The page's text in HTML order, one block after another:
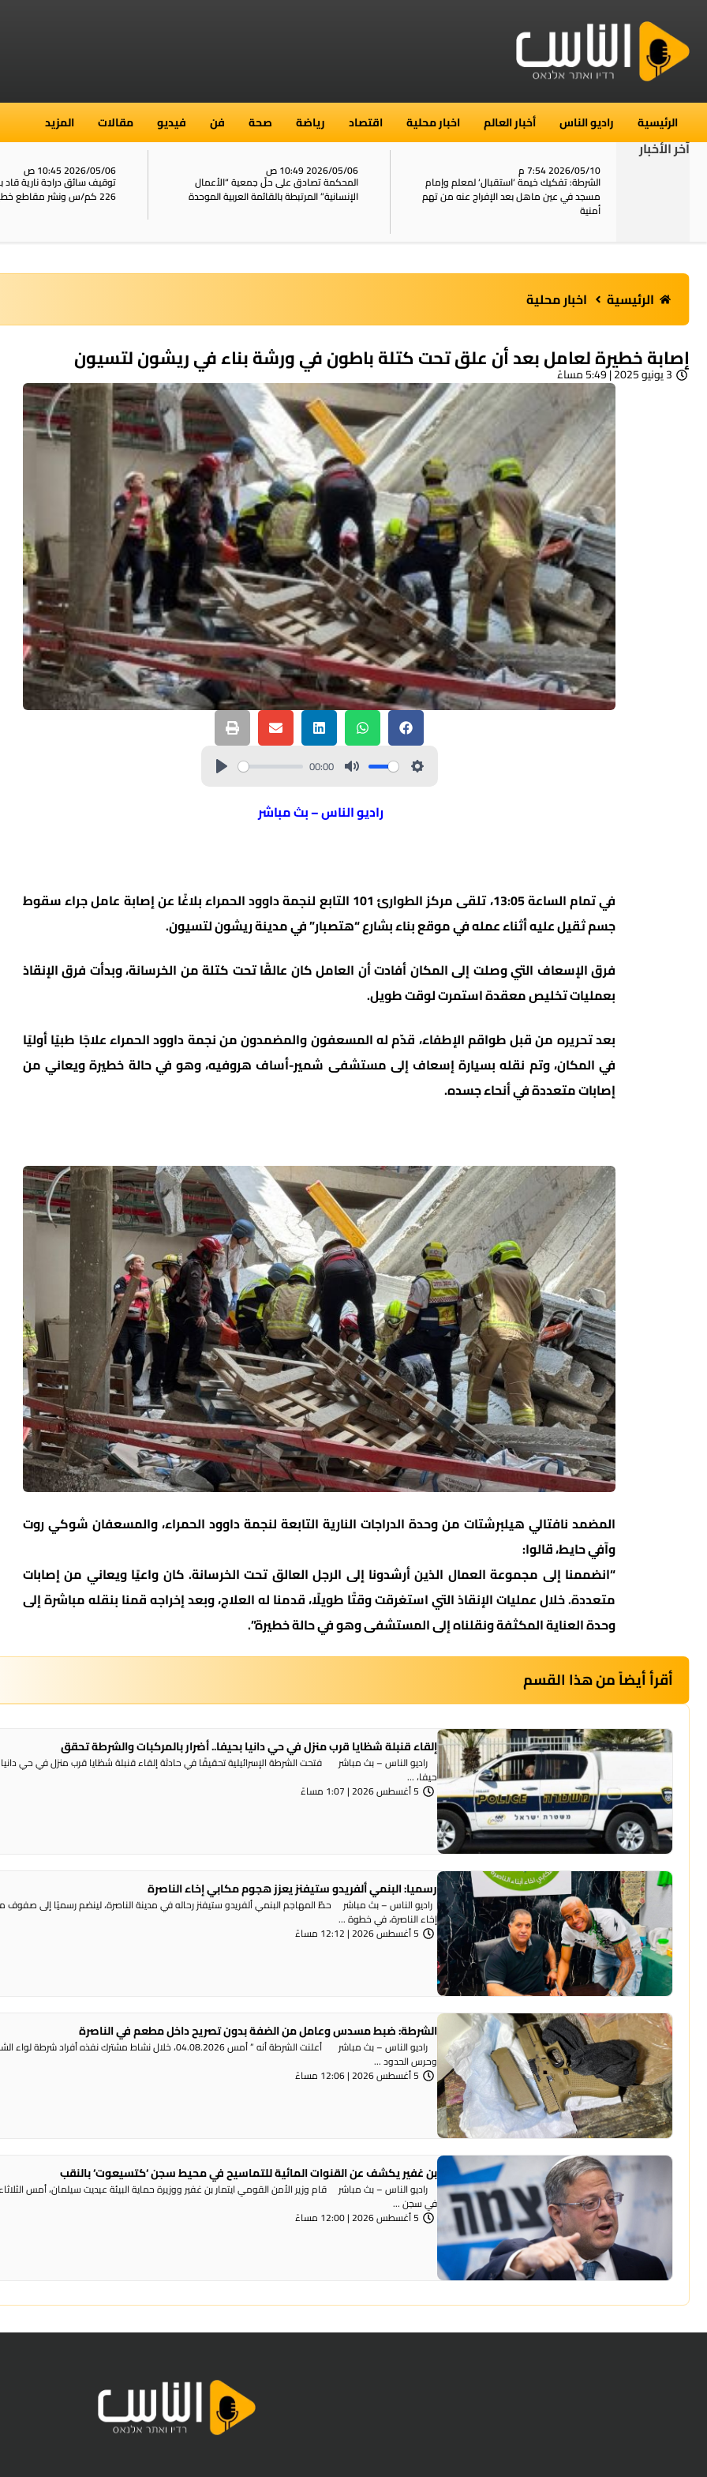
الرئيسية راديو الناس أخبار العالم اخبار محلية اقتصاد رياضة صحة فن فيديو مقالات المزيد
آخر الأخبار
2026/05/10 7:54 م
الشرطة: تفكيك خيمة ‘استقبال‘ لمعلم وإمام
مسجد في عين ماهل بعد الإفراج عنه من تهم
أمنية
2026/05/06 10:49 ص
المحكمة تصادق على حلّ جمعية “الأعمال
الإنسانية” المرتبطة بالقائمة العربية الموحدة
2026/05/06 10:45 ص
توقيف سائق دراجة نارية
226 كم/س ونشر مقاطع خطيرة على الشبكات
الرئيسية اخبار محلية
إصابة خطيرة لعامل بعد أن علق تحت كتلة باطون في ورشة بناء في ريشون لتسيون
3 يونيو 2025 | 5:49 مساءً
00:00
راديو الناس – بث مباشر
في تمام الساعة 13:05، تلقى مركز الطوارئ 101 التابع لنجمة داوود الحمراء بلاغًا عن إصابة عامل جراء سقوط
جسم ثقيل عليه أثناء عمله في موقع بناء بشارع “هتصبار” في مدينة ريشون لتسيون.
فرق الإسعاف التي وصلت إلى المكان أفادت أن العامل كان عالقًا تحت كتلة من الخرسانة، وبدأت فرق الإنقاذ
بعمليات تخليص معقدة استمرت لوقت طويل.
بعد تحريره من قبل طواقم الإطفاء، قدّم له المسعفون والمضمدون من نجمة داوود الحمراء علاجًا طبيًا أوليًا
في المكان، وتم نقله بسيارة إسعاف إلى مستشفى شمير-أساف هروفيه، وهو في حالة خطيرة ويعاني من
إصابات متعددة في أنحاء جسده.
المضمد نافتالي هيلبرشتات من وحدة الدراجات النارية التابعة لنجمة داوود الحمراء، والمسعفان شوكي روت
وآفي حايط، قالوا:
“انضممنا إلى مجموعة العمال الذين أرشدونا إلى الرجل العالق تحت الخرسانة. كان واعيًا ويعاني من إصابات
متعددة. خلال عمليات الإنقاذ التي استغرقت وقتًا طويلًا، قدمنا له العلاج، وبعد إخراجه قمنا بنقله مباشرة إلى
وحدة العناية المكثفة ونقلناه إلى المستشفى وهو في حالة خطيرة”.
أقرأ أيضاً من هذا القسم
إلقاء قنبلة شظايا قرب منزل في حي دانيا بحيفا.. أضرار بالمركبات والشرطة تحقق
راديو الناس – بث مباشر فتحت الشرطة الإسرائيلية تحقيقًا في حادثة إلقاء قنبلة شظايا قرب منزل في حي دانيا
حيفا، ...
5 أغسطس 2026 | 1:07 مساءً
رسميا: البنمي ألفريدو ستيفنز يعزز هجوم مكابي إخاء الناصرة
راديو الناس – بث مباشر حطّ المهاجم البنمي ألفريدو ستيفنز رحاله في مدينة الناصرة، لينضم رسميًا إلى صفوف
إخاء الناصرة، في خطوة ...
5 أغسطس 2026 | 12:12 مساءً
الشرطة: ضبط مسدس وعامل من الضفة بدون تصريح داخل مطعم في الناصرة
راديو الناس – بث مباشر أعلنت الشرطة أنه ” أمس 04.08.2026، خلال نشاط مشترك نفذه أفراد شرطة
وحرس الحدود ...
5 أغسطس 2026 | 12:06 مساءً
بن غفير يكشف عن القنوات المائية للتماسيح في محيط سجن ‘كتسيعوت‘ بالنقب
راديو الناس – بث مباشر قام وزير الأمن القومي ايتمار بن غفير ووزيرة حماية البيئة عيديت سيلمان، أمس
في سجن ...
5 أغسطس 2026 | 12:00 مساءً